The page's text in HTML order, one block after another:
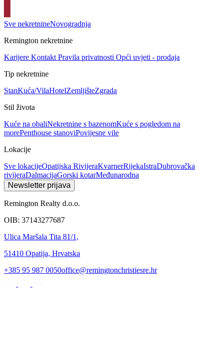
Sve nekretnineNovogradnja
Remington nekretnine
Karijere Kontakt Pravila privatnosti Opći uvjeti - prodaja
Tip nekretnine
StanKuća/VilaHotelZemljišteZgrada
Stil života
Kuće na obaliNekretnine s bazenomKuće s pogledom na
morePenthouse stanoviPovijesne vile
Lokacije
Sve lokacijeOpatijska RivijeraKvarnerRijekaIstraDubrovačka
rivijeraDalmacijaGorski kotarMeđunarodna
Newsletter prijava
Remington Realty d.o.o.
OIB: 37143277687
Ulica Maršala Tita 81/1,
51410 Opatija, Hrvatska
+385 95 987 0050office@remingtonchristiesre.hr